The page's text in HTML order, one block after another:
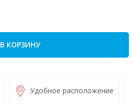
В КОРЗИНУ
Удобное расположение